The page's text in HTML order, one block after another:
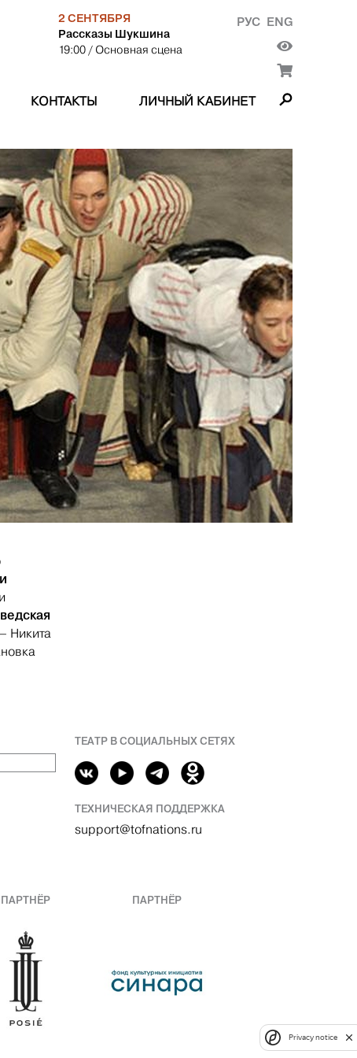
2 СЕНТЯБРЯ
Рассказы Шукшина
19:00 / Основная сцена
РУС ENG
КОНТАКТЫ ЛИЧНЫЙ КАБИНЕТ
Никита
ТЕАТР В СОЦИАЛЬНЫХ СЕТЯХ
ТЕХНИЧЕСКАЯ ПОДДЕРЖКА
support@tofnations.ru
ПАРТНЁР ПАРТНЁР
Privacy notice